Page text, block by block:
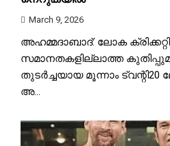
March 9, 2026
അഹമ്മദാബാദ്: ലോക
സമാനതകളില്ലാത്ത
തുടർച്ചയായ മൂന്നാം ട്വന്റി20
അ...